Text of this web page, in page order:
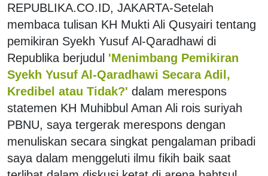
REPUBLIKA.CO.ID, JAKARTA-Setelah
membaca tulisan KH Mukti Ali Qusyairi tentang
pemikiran Syekh Yusuf Al-Qaradhawi di
Republika berjudul 'Menimbang Pemikiran
Syekh Yusuf Al-Qaradhawi Secara Adil,
Kredibel atau Tidak?' dalam merespons
statemen KH Muhibbul Aman Ali rois suriyah
PBNU, saya tergerak merespons dengan
menuliskan secara singkat pengalaman pribadi
saya dalam menggeluti ilmu fikih baik saat